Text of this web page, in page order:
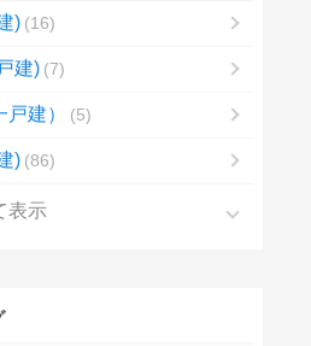
) 16
建) 7
建） 5
) 86
表示